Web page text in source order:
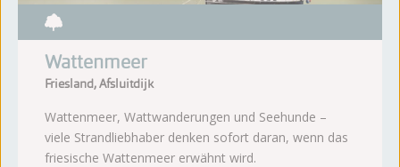
Wattenmeer
Friesland, Afsluitdijk
Wattenmeer, Wattwanderungen und Seehunde –
viele Strandliebhaber denken sofort daran, wenn das
friesische Wattenmeer erwähnt wird.